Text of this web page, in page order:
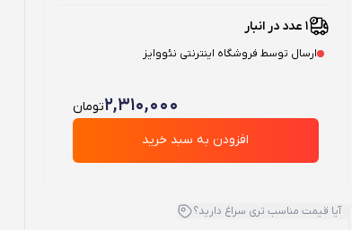
1 عدد در انبار
ارسال توسط فروشگاه اینترنتی نئووایز
افزودن به سبد خرید
2,310,000تومان
آیا قیمت مناسب تری سراغ دارید؟